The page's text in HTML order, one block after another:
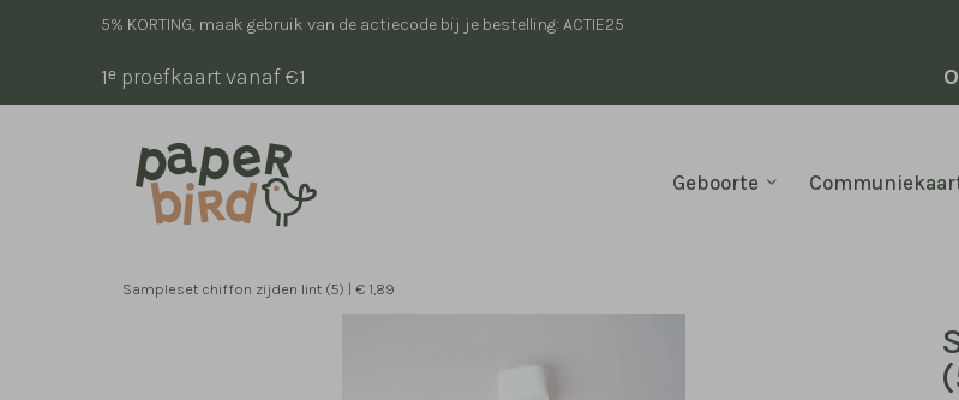
5% KORTING, maak gebruik van de actiecode bij je bestelling: ACTIE25
1ᵉ proefkaart vanaf €1
Geboorte
Sampleset chiffon zijden lint (5) | € 1,89